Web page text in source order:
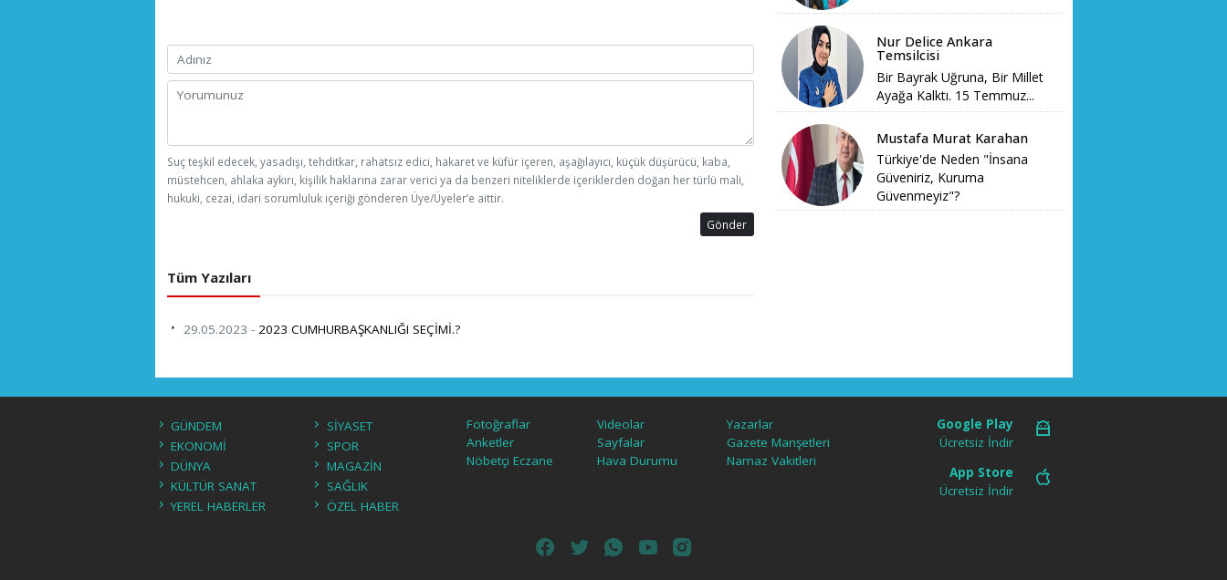
Suç teşkil edecek, yasadışı, tehditkar, rahatsız edici, hakaret ve küfür içeren, aşağılayıcı, küçük düşürücü, kaba,
müstehcen, ahlaka aykırı, kişilik haklarına zarar verici ya da benzeri niteliklerde içeriklerden doğan her türlü mali,
hukuki, cezai, idari sorumluluk içeriği gönderen Üye/Üyeler’e aittir.
Gönder
Tüm Yazıları
29.05.2023 - 2023 CUMHURBAŞKANLIĞI SEÇİMİ.?
Nur Delice Ankara
Temsilcisi
Bir Bayrak Uğruna, Bir Millet
Ayağa Kalktı. 15 Temmuz...
Mustafa Murat Karahan
Türkiye'de Neden "İnsana
Güveniriz, Kuruma
Güvenmeyiz"?
GÜNDEM
SİYASET
EKONOMİ
SPOR
DÜNYA
MAGAZİN
KÜLTÜR SANAT
SAĞLIK
YEREL HABERLER
ÖZEL HABER
Fotoğraflar Videolar
Yazarlar
Anketler
Sayfalar
Gazete Manşetleri
Nöbetçi Eczane
Hava Durumu Namaz Vakitleri
Google Play
Ücretsiz İndir
App Store
Ücretsiz İndir